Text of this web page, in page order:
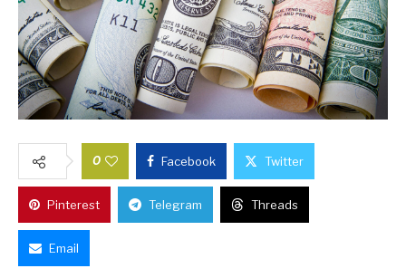
0 Facebook Twitter
Pinterest Telegram Threads
Email